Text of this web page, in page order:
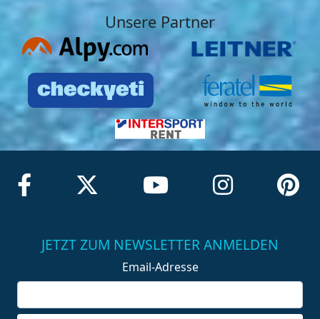
Unsere Partner
JETZT ZUM NEWSLETTER ANMELDEN
Email-Adresse